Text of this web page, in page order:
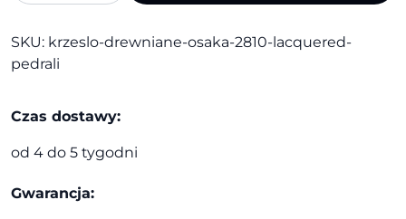
drewniane
2810
lacquered
SKU: krzeslo-drewniane-osaka-2810-lacquered-
pedrali
Czas dostawy:
od 4 do 5 tygodni
Gwarancja: